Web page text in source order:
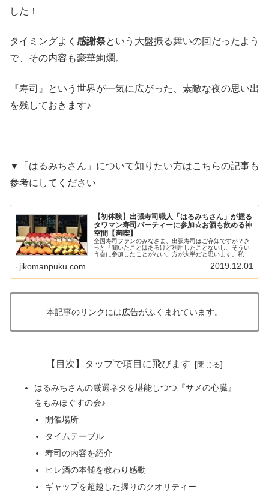
した！
タイミングよく 感謝祭という大盤振る舞いの回だったよう
で、その内容も豪華絢爛。
『寿司』という世界が一気に広がった、素敵な夜の思い出
を残しておきます♪
▼「はるみちさん」について知りたい方はこちらの記事も
参考にしてください
【初体験】出張寿司職人「はるみちさん」が握る
タワマン寿司パーティーに参加☆お酒も飲める神
空間【満喫】
全国寿司ファンのみなさま、出張寿司はご存知ですか？き
っと「聞いたことはあるけど利用したことないし、そうい
う会に参加したことがない」方が大半だと思います。私も
jikomanpuku.com 2019.12.01
本記事のリンクには広告がふくまれています。
【目次】タップで項目に飛びます
はるみちさんの厳選ネタを堪能しつつ『サメの心臓』
をもみほぐすの会♪
開催場所
タイムテーブル
寿司の内容を紹介
ヒレ酒の本髄を教わり感動
ギャップを超越した握りのクオリティー